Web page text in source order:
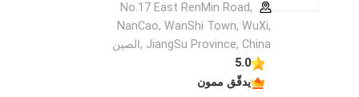
No.17 East RenMin Road,
NanCao, WanShi Town, WuXi,
JiangSu Province, China ,الصين
5.0
يدقّق ممون